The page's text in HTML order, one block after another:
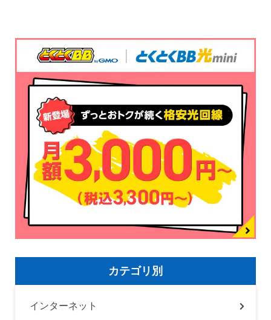
カテゴリ別
インターネット